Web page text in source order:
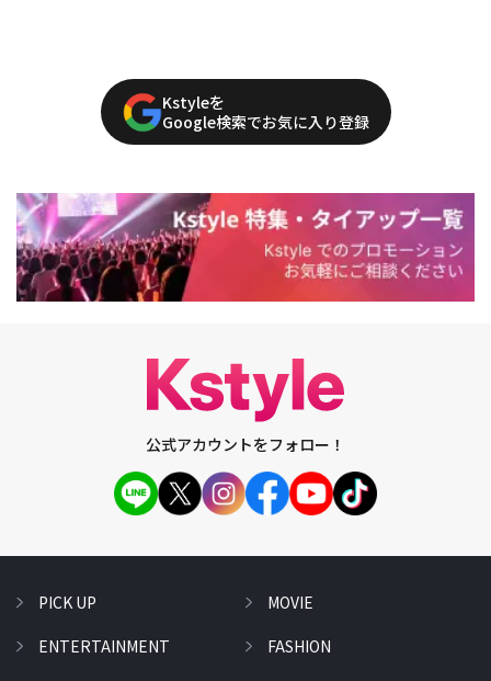
Kstyleを
Google検索でお気に入り登録
公式アカウントをフォロー！
PICK UP
ENTERTAINMENT
MOVIE
FASHION